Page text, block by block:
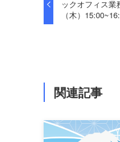
ックオフィス業
（木）
関連記事